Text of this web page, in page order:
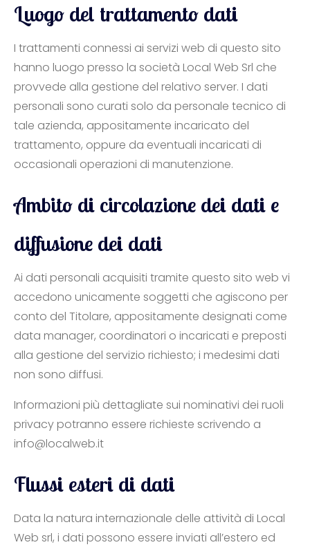
Luogo del trattamento dati
I trattamenti connessi ai servizi web di questo sito
hanno luogo presso la società Local Web Srl che
provvede alla gestione del relativo server. I dati
personali sono curati solo da personale tecnico di
tale azienda, appositamente incaricato del
trattamento, oppure da eventuali incaricati di
occasionali operazioni di manutenzione.
Ambito di circolazione dei dati e
diffusione dei dati
Ai dati personali acquisiti tramite questo sito web vi
accedono unicamente soggetti che agiscono per
conto del Titolare, appositamente designati come
data manager, coordinatori o incaricati e preposti
alla gestione del servizio richiesto; i medesimi dati
non sono diffusi.
Informazioni più dettagliate sui nominativi dei ruoli
privacy potranno essere richieste scrivendo a
info@localweb.it
Flussi esteri di dati
Data la natura internazionale delle attività di Local
Web srl, i dati possono essere inviati all’estero ed